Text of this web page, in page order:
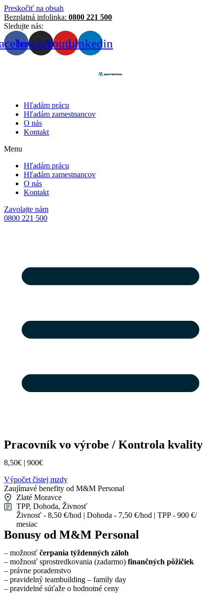
Preskočiť na obsah
Bezplatná infolinka: 0800 221 500
Sledujte nás:
InstagramYoutubeLinkedin
Hľadám prácu
Hľadám zamestnancov
O nás
Kontakt
Menu
Hľadám prácu
Hľadám zamestnancov
O nás
Kontakt
Zavolajte nám
0800 221 500
Pracovník vo výrobe / Kontrola kvality
8,50€ | 900€
Výpočet čistej mzdy
Zaujímavé benefity od M&M Personal
Zlaté Moravce
TPP, Dohoda, Živnosť
Živnosť - 8,50 €/hod | Dohoda - 7,50 €/hod | TPP - 900 €/
mesiac
Bonusy od M&M Personal
– možnosť čerpania týždenných záloh
– možnosť sprostredkovania (zadarmo) finančných pôžičiek
– právne poradenstvo
– pravidelný teambuilding – family day
– pravidelné súťaže o hodnotné ceny